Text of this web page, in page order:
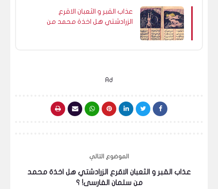
عذاب القبر و الثعبان الاقرع
الزرادشتي هل اخذة محمد من
Ad
الموضوع التالي
عذاب القبر و الثعبان الاقرع الزرادشتي هل اخذة محمد
من سلمان الفارسى! ؟